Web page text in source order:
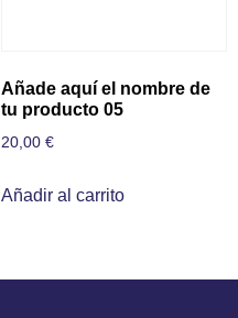
Añade aquí el nombre de
tu producto 05
20,00 €
Añadir al carrito